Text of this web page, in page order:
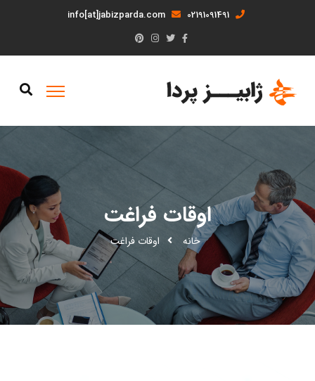
02191091491
info[at]jabizparda.com
اوقات فراغت
خانه اوقات فراغت